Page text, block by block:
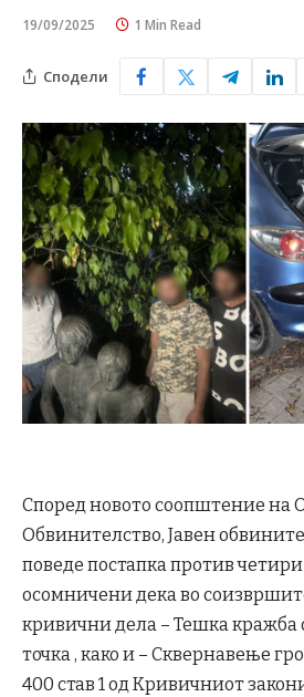
19/09/2025 1 Min Read
Сподели
Според новото соопштение на
Обвинителство, Јавен
поведе постапка против
осомничени дека во
кривични дела – Тешка кражба
точка , како и – Сквернавење
400 став 1 од Кривичниот